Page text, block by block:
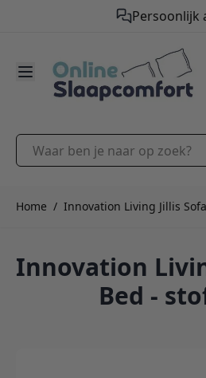
Gratis verzending
Waar ben je naar op zoek?
Home / Innovation Living Jillis
Innovation
Bed -